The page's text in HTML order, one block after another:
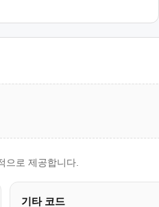
으로 제공합니다.
기타 코드